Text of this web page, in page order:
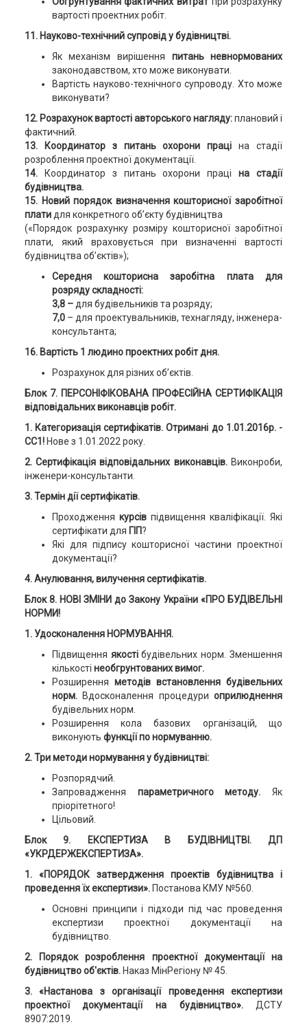
вартості проектних робіт.
11. Науково-технічний супровід у будівництві.
Як механізм вирішення питань невнормованих
законодавством, хто може виконувати.
Вартість науково-технічного супроводу. Хто може
виконувати?
12. Розрахунок вартості авторського нагляду:плановий і
фактичний.
13. Координатор з питань охорони праціна стадії
розроблення проектної документації.
14.
Координатор з питань охорони праціна стадії
будівництва.
15.Новий порядок визначення кошторисної заробітної
платидля конкретного об’єкту будівництва
(«Порядок розрахунку розміру кошторисної заробітної
плати, який враховується при визначенні вартості
будівництва об’єктів»);
Середня кошторисна заробітна плата для
розряду складності:
3,8 –для будівельників та розряду;
7,0– для проектувальників, технагляду, інженера-
консультанта;
16. Вартість 1 людино проектних робітдня.
Розрахунок для різних об’єктів.
Блок 7. ПЕРСОНІФІКОВАНА ПРОФЕСІЙНА СЕРТИФІКАЦІЯ
відповідальних виконавців робіт.
1. Категоризація сертифікатів. Отримані до 1.01.2016р. -
СС1! Нове з 1.01.2022 року.
2. Сертифікація відповідальних виконавців. Виконроби,
інженери-консультанти.
3. Термін дії сертифікатів.
Проходження курсів підвищення кваліфікації. Які
сертифікати для ГІП?
Які для підпису кошторисної частини проектної
документації?
4. Анулювання, вилучення сертифікатів.
Блок 8. НОВІ ЗМІНИ до Закону України «ПРО БУДІВЕЛЬНІ
НОРМИ!
1. Удосконалення НОРМУВАННЯ.
Підвищення якостібудівельних норм. Зменшення
кількості необгрунтованих вимог.
Розширення методів встановлення будівельних
норм. Вдосконалення процедуриоприлюднення
будівельних норм.
Розширення кола базових організацій, що
виконують функції по нормуванню.
2. Три методи нормування у будівництві:
Розпорядчий.
Запровадження параметричного методу. Як
пріорітетного!
Цільовий.
Блок 9. ЕКСПЕРТИЗА В БУДІВНИЦТВІ.ДП
«УКРДЕРЖЕКСПЕРТИЗА».
1. «ПОРЯДОК затвердження проектів будівництва і
проведення їх експертизи».Постанова КМУ №560.
Основні принципи і підходи під час проведення
експертизи проектної документації на
будівництво.
2. Порядок розроблення проектної документації на
будівництво об'єктів. Наказ МінРегіону № 45.
3. «Настанова з організації проведення експертизи
проектної документації на будівництво».ДСТУ
8907:2019.